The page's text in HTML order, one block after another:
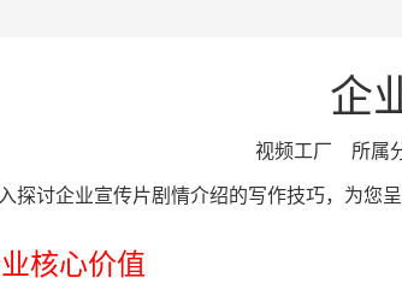
企
视频工厂 所属
探讨企业宣传片剧情介绍的写作技巧，为您
核心价值